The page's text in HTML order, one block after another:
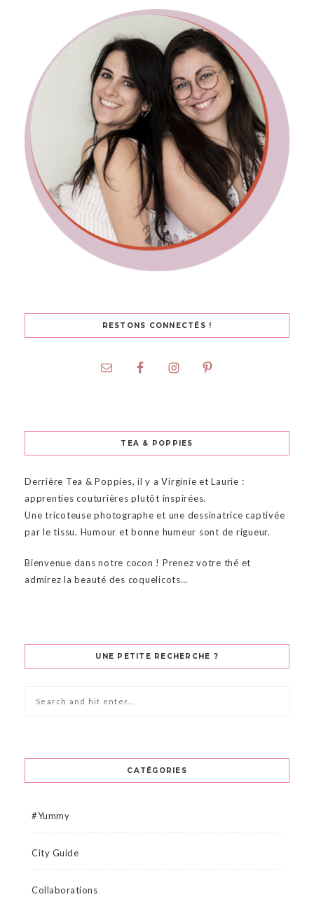
RESTONS CONNECTÉS !
TEA & POPPIES
Derrière Tea & Poppies, il y a Virginie et Laurie :
apprenties couturières plutôt inspirées.
Une tricoteuse photographe et une dessinatrice captivée
par le tissu. Humour et bonne humeur sont de rigueur.
Bienvenue dans notre cocon ! Prenez votre thé et
admirez la beauté des coquelicots…
UNE PETITE RECHERCHE ?
CATÉGORIES
#Yummy
City Guide
Collaborations